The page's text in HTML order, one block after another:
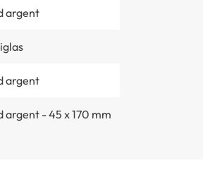
argent
argent
argent - 45 x 170 mm